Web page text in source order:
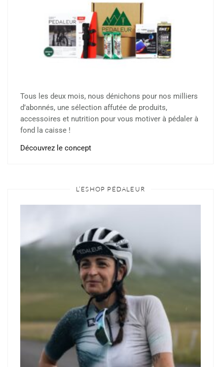
Tous les deux mois, nous dénichons pour nos milliers
d’abonnés, une sélection affutée de produits,
accessoires et nutrition pour vous motiver à pédaler à
fond la caisse !
Découvrez le concept
L’ESHOP PÉDALEUR